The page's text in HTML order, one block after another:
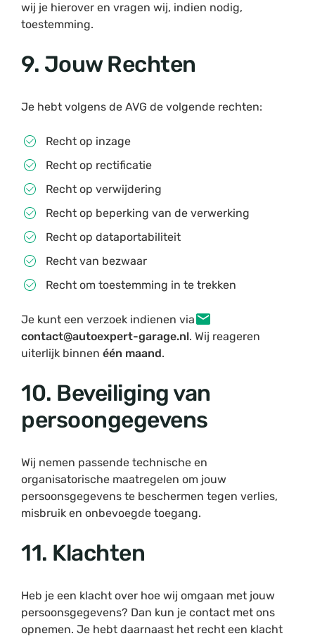
wij je hierover en vragen wij, indien nodig,
toestemming.
9. Jouw Rechten
Je hebt volgens de AVG de volgende rechten:
Recht op inzage
Recht op rectificatie
Recht op verwijdering
Recht op beperking van de verwerking
Recht op dataportabiliteit
Recht van bezwaar
Recht om toestemming in te trekken
Je kunt een verzoek indienen via
contact@autoexpert-garage.nl. Wij reageren
uiterlijk binnen één maand.
10. Beveiliging van
persoongegevens
Wij nemen passende technische en
organisatorische maatregelen om jouw
persoonsgegevens te beschermen tegen verlies,
misbruik en onbevoegde toegang.
11. Klachten
Heb je een klacht over hoe wij omgaan met jouw
persoonsgegevens? Dan kun je contact met ons
opnemen. Je hebt daarnaast het recht een klacht